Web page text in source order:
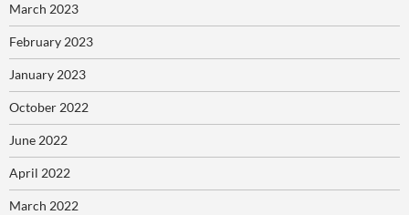
March 2023
February 2023
January 2023
October 2022
June 2022
April 2022
March 2022